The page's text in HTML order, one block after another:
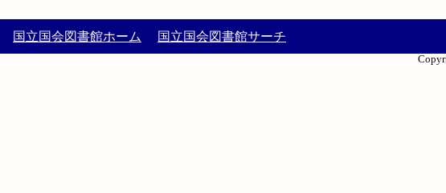
国立国会図書館ホーム 国立国会図書館サーチ